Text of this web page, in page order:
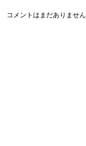
コメントはまだありません